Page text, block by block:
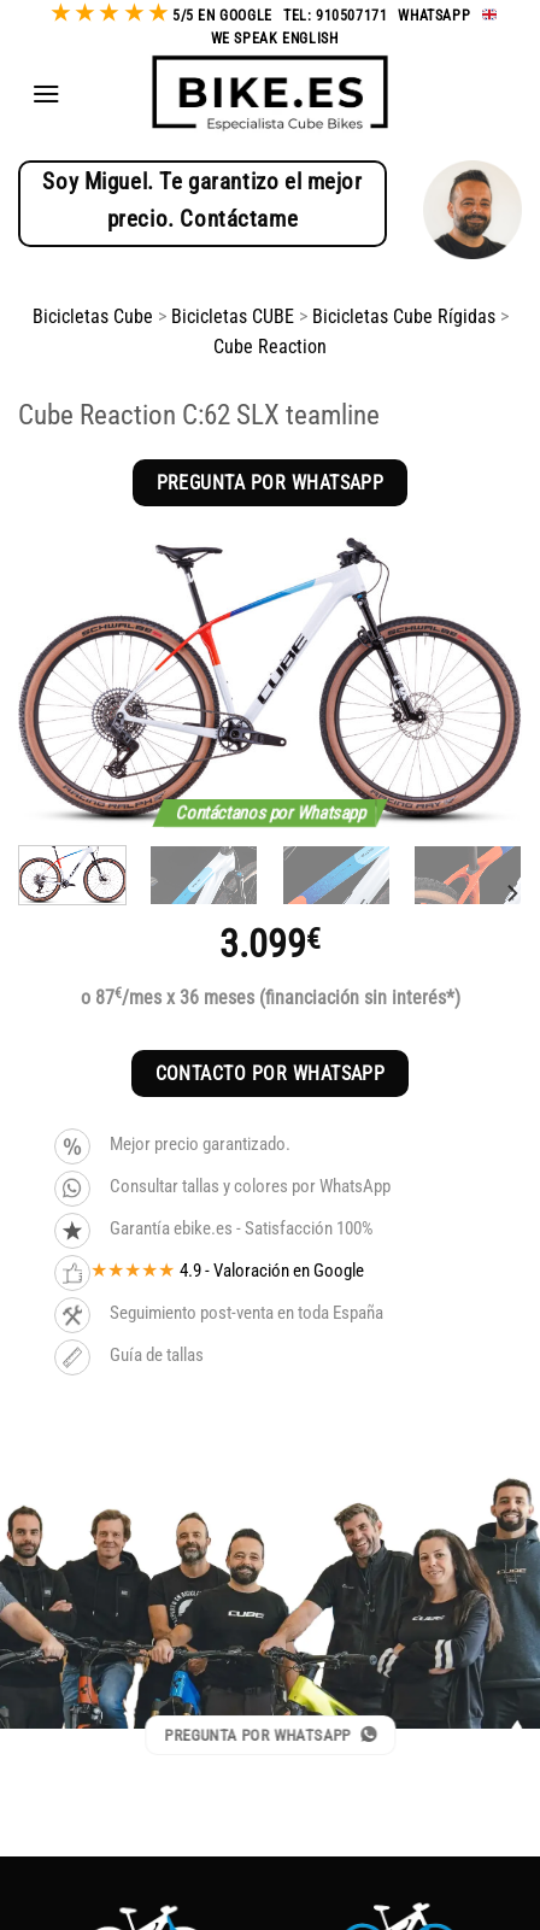
★★ ★ ★★ 5/5 EN GOOGLE TEL: 910507171 -WHATSAPP
WE SPEAK ENGLISH
Soy Miguel. Te garantizo el mejor
precio. Contáctame
Bicicletas Cube > Bicicletas CUBE > Bicicletas Cube Rígidas >
Cube Reaction
Cube Reaction C:62 SLX teamline
PREGUNTA POR WHATSAPP
Contáctanos por Whatsapp
3.099€
o 87€/mes x 36 meses (financiación sin interés*)
CONTACTO POR WHATSAPP
Mejor precio garantizado.
Consultar tallas y colores por WhatsApp
Garantía ebike.es - Satisfacción 100%
★★★★★ 4.9 - Valoración en Google
Seguimiento post-venta en toda España
Guía de tallas
PREGUNTA POR WHATSAPP